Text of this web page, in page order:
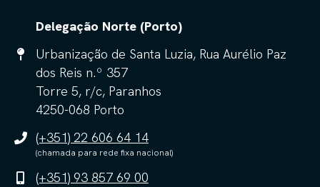
Delegação Norte (Porto)
Urbanização de Santa Luzia, Rua Aurélio Paz
dos Reis n.º 357
Torre 5, r/c, Paranhos
4250-068 Porto
(+351) 22 606 64 14
(chamada para rede fixa nacional)
(+351) 93 857 69 00